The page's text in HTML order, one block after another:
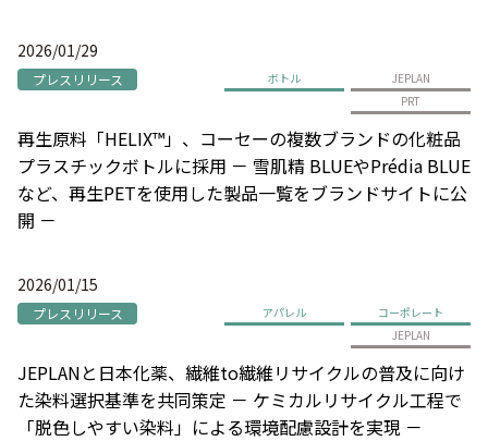
2026/01/29
プレスリリース ボトル
JEPLAN
PRT
再生原料「HELIX™」、コーセーの複数ブランドの化粧品
プラスチックボトルに採用 － 雪肌精 BLUEやPrédia BLUE
など、再生PETを使用した製品一覧をブランドサイトに公
開 －
2026/01/15
プレスリリース アパレル
コーポレート
JEPLAN
JEPLANと日本化薬、繊維to繊維リサイクルの普及に向け
た染料選択基準を共同策定 － ケミカルリサイクル工程で
「脱色しやすい染料」による環境配慮設計を実現 －